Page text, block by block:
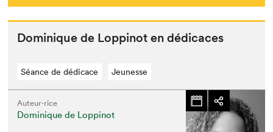
Dominique de Lop­pinot en dédicaces
Séance de dédicace Jeunesse
Auteur·rice
Dominique de Loppinot